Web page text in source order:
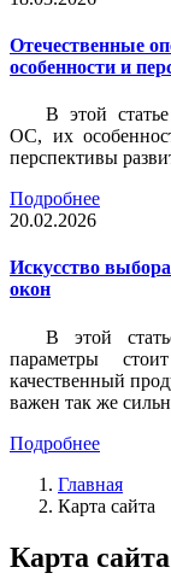
Отечественные
особенности и
В этой
ОС, их
перспективы
Подробнее
20.02.2026
Искусство
окон
В этой
параметры
качественный
важен так же
Подробнее
Главная
Карта сайта
Карта сайта